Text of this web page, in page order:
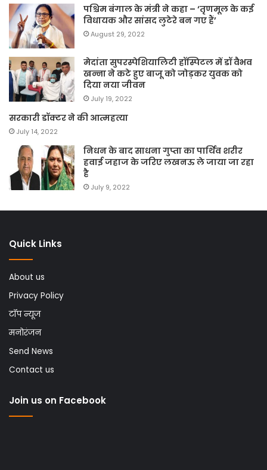
पश्चिम बंगाल के मंत्री ने कहा – ‘तृणमूल के कई
विधायक और सांसद लुटेरे बन गए हैं’
August 29, 2022
मेदांता सुपरस्पेशियालिटी हॉस्पिटल में डॉ वैभव
खन्ना ने कटे हुए बाजू को जोड़कर युवक को
दिया नया जीवन
July 19, 2022
सरकारी डॉक्टर ने की आत्महत्या
July 14, 2022
निधन के बाद साधना गुप्ता का पार्थिव शरीर
हवाई जहाज के जरिए लखनऊ ले जाया जा रहा
है
July 9, 2022
Quick Links
About us
Privacy Policy
टॉप न्यूज
मनोरंजन
Send News
Contact us
Join us on Facebook